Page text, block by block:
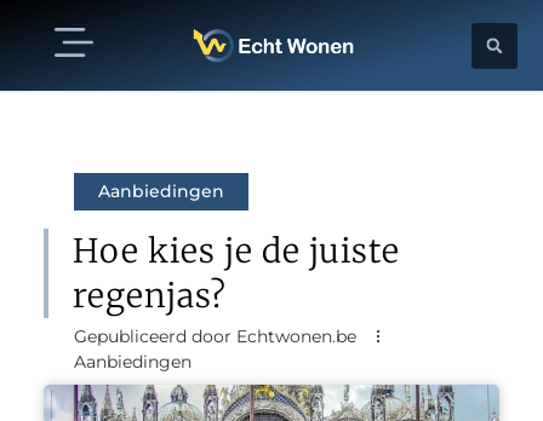
Aanbiedingen
Hoe kies je de juiste
regenjas?
Gepubliceerd door Echtwonen.be
Aanbiedingen